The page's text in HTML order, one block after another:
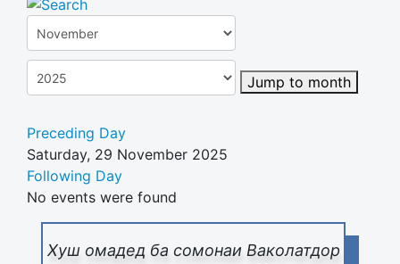
Хуш омадед ба сомонаи Ваколатдор
Jump to month
Preceding Day
Saturday, 29 November 2025
Following Day
No events were found